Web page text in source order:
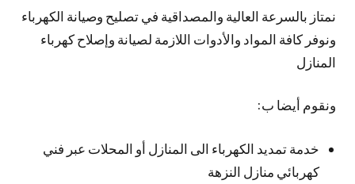
نمتاز بالسرعة العالية والمصداقية في تصليح وصيانة الكهرباء
ونوفر كافة المواد والأدوات اللازمة لصيانة وإصلاح كهرباء
المنازل
ونقوم أيضا ب:
خدمة تمديد الكهرباء الى المنازل أو المحلات عبر فني
كهربائي منازل النزهة